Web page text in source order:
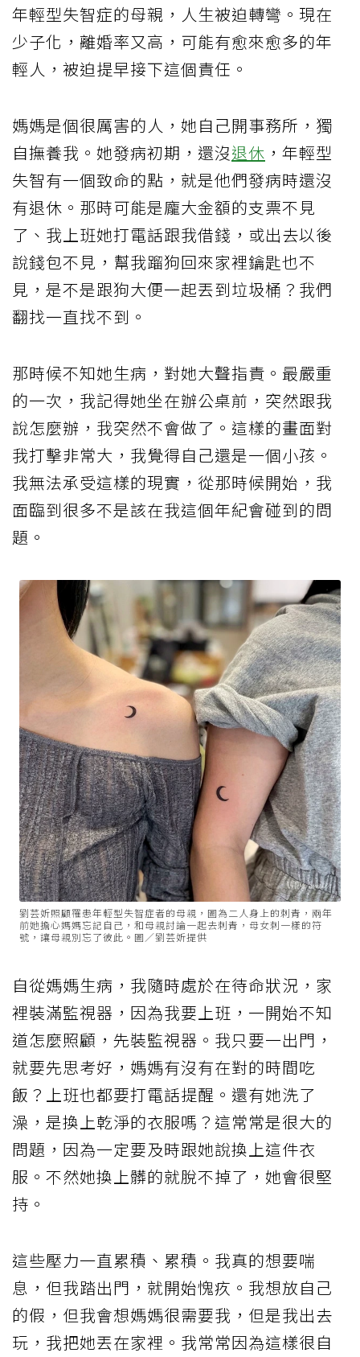
年輕型失智症的母親，人生被迫轉彎。現在
少子化，離婚率又高，可能有愈來愈多的年
輕人，被迫提早接下這個責任。
媽媽是個很厲害的人，她自己開事務所，獨
自撫養我。她發病初期，還沒退休 ，年輕型
失智有一個致命的點，就是他們發病時還沒
有退休。那時可能是龐大金額的支票不見
了、我上班她打電話跟我借錢，或出去以後
說錢包不見，幫我蹓狗回來家裡鑰匙也不
見，是不是跟狗大便一起丟到垃圾桶？我們
翻找一直找不到。
那時候不知她生病，對她大聲指責。最嚴重
的一次，我記得她坐在辦公桌前，突然跟我
說怎麼辦，我突然不會做了。這樣的畫面對
我打擊非常大，我覺得自己還是一個小孩。
我無法承受這樣的現實，從那時候開始，我
面臨到很多不是該在我這個年紀會碰到的問
題。
劉芸妡照顧罹患年輕型失智症者的母親，圖為二人身上的刺青，兩年
前她擔心媽媽忘記自己，和母親討論一起去刺青，母女刺一樣的符
號，讓母親別忘了彼此。圖／劉芸妡提供
自從媽媽生病，我隨時處於在待命狀況，家
裡裝滿監視器，因為我要上班，一開始不知
道怎麼照顧，先裝監視器。我只要一出門，
就要先思考好，媽媽有沒有在對的時間吃
飯？上班也都要打電話提醒。還有她洗了
澡，是換上乾淨的衣服嗎？這常常是很大的
問題，因為一定要及時跟她說換上這件衣
服。不然她換上髒的就脫不掉了，她會很堅
持。
這些壓力一直累積、累積。我真的想要喘
息，但我踏出門，就開始愧疚。我想放自己
的假，但我會想媽媽很需要我，但是我出去
玩，我把她丟在家裡。我常常因為這樣很自